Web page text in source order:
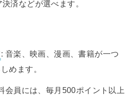
済などが選べます。
: 音楽、映画、漫画、書籍が一つ
めます。
会員には、毎月500ポイント以上